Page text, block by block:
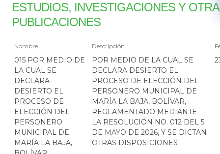
ESTUDIOS, INVESTIGACIONES Y
PUBLICACIONES
Nombre Descripción
015 POR MEDIO DE
LA CUAL SE
DECLARA
DESIERTO EL
PROCESO DE
ELECCIÓN DEL
PERSONERO
MUNICIPAL DE
MARÍA LA BAJA,
POR MEDIO DE LA CUAL SE
DECLARA DESIERTO EL
PROCESO DE ELECCIÓN DEL
PERSONERO MUNICIPAL DE
MARÍA LA BAJA, BOLÍVAR,
REGLAMENTADO MEDIANTE
LA RESOLUCIÓN NO. 012 DEL 5
DE MAYO DE 2026, Y SE DICTAN
OTRAS DISPOSICIONES